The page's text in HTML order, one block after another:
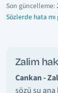
Son güncelleme:
Sözlerde hata
Zalim
Cankan -
sözü şu